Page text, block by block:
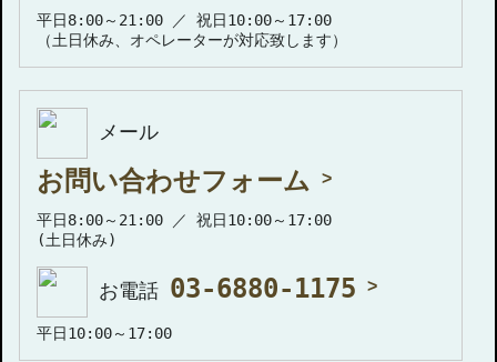
平日8:00～21:00 ／ 祝日10:00～17:00
（土日休み、オペレーターが対応致します）
メール
お問い合わせフォーム
平日8:00～21:00 ／ 祝日10:00～17:00
(土日休み)
お電話 03-6880-1175
平日10:00～17:00